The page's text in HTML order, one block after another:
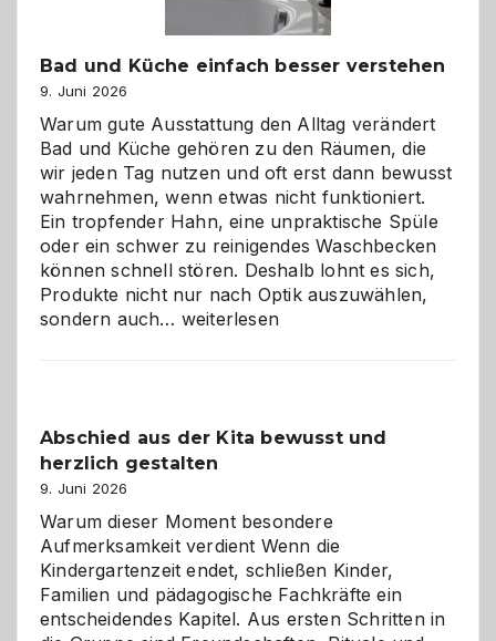
Bad und Küche einfach besser verstehen
9. Juni 2026
Warum gute Ausstattung den Alltag verändert
Bad und Küche gehören zu den Räumen, die
wir jeden Tag nutzen und oft erst dann bewusst
wahrnehmen, wenn etwas nicht funktioniert.
Ein tropfender Hahn, eine unpraktische Spüle
oder ein schwer zu reinigendes Waschbecken
können schnell stören. Deshalb lohnt es sich,
Produkte nicht nur nach Optik auszuwählen,
sondern auch… Bad
verstehen
weiterlesen
Abschied aus der Kita bewusst und
herzlich gestalten
9. Juni 2026
Warum dieser Moment besondere
Aufmerksamkeit verdient Wenn die
Kindergartenzeit endet, schließen Kinder,
Familien und pädagogische Fachkräfte ein
entscheidendes Kapitel. Aus ersten Schritten in